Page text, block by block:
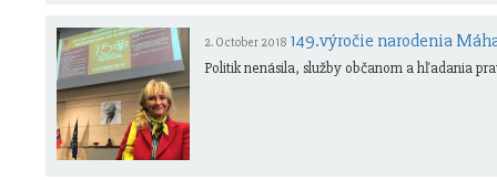
2. October 2018 149.výročie narodenia
Politik nenásila, služby občanom a hľadania